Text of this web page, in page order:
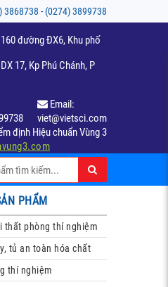
3868738 - (0274) 3899738
đường ĐX6, Khu phố
17, Kp Phú Chánh, P
Email:
viet@vietsci.com
định Hiệu chuẩn Vùng 3
PHẨM
thất phòng thí nghiệm
tủ an toàn hóa chất
thí nghiệm